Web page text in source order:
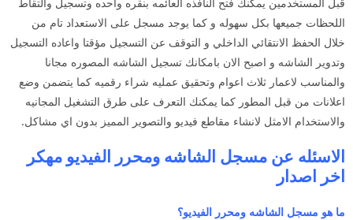
اللحظات جميعها بكل سهوله و كما يوجد مسجل على الاستعداد تام من
خلال الحفظ الانتقائي الداخلي و التوقف عن التسجيل مؤقتا واعاده التسجيل
وتدوير الشاشه و اصبح الان بامكانك تسجيل الشاشه المصوره مجانا
والمناسب لاعمار ثلاث اعوام وتحقيق عمليه شراء رقميه كما يتضمن وضع
اعلانات من قبل المطور كما يمكنك التعرف على طرق التشغيل المجانيه
والاستخدام الامثل لانشاء مقاطع فيديو والتصوير المميز بدون اي مشاكل.
الاسئله عن مسجل الشاشه ومحرر الفيديو مهكر
اخر اصدار
ما هو مسجل الشاشه ومحرر الفيديو؟